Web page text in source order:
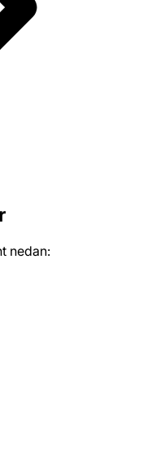
nedan: